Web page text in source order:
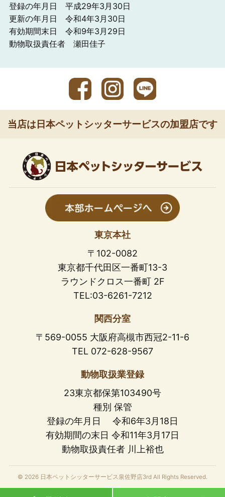
登録の年月日 平成29年3月30日
更新の年月日 令和4年3月30日
有効期間末日 令和9年3月29日
動物取扱責任者 瀬田佳子
当店は日本ペットシッターサービスの加盟店です
東京本社
〒102-0082
東京都千代田区一番町13-3
ラウンドクロス一番町 2F
TEL:03-6261-7212
関西分室
〒569-0055 大阪府高槻市西冠2-11-6
TEL 072-628-9567
動物取扱業登録
23東京都保第103490号
種別 保管
登録の年月日 令和6年3月18日
有効期間の末日 令和11年3月17日
動物取扱責任者 川上裕也
© 2026 日本ペットシッターサービス泉佐野店3rd All Rights Reserved.